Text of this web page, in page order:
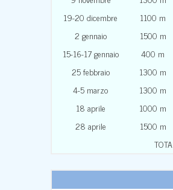
19-20 dicembre
1100 m
2 gennaio
1500 m
15-16-17 gennaio
400 m
25 febbraio
1300 m
4-5 marzo
1300 m
18 aprile
1000 m
28 aprile
1500 m